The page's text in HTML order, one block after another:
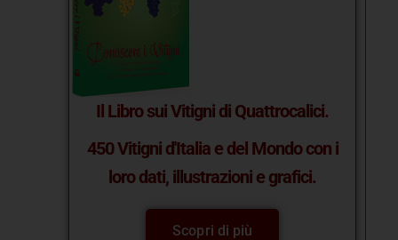
Il Libro sui Vitigni di Quattrocalici.
450 Vitigni d'Italia e del Mondo con i
loro dati, illustrazioni e grafici.
Scopri di più